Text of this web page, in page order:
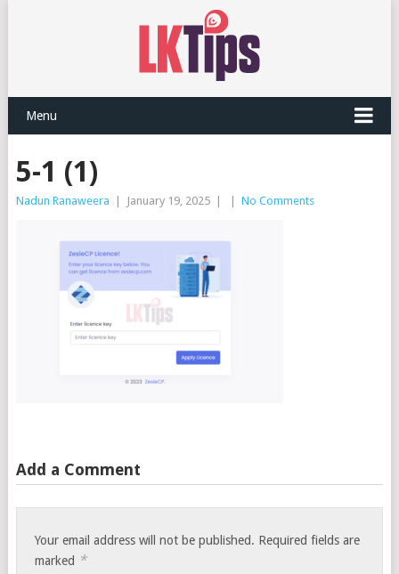
Menu
5-1 (1)
Nadun Ranaweera January 19, 2025 No Comments
Add a Comment
Your email address will not be published. Required fields are
marked *